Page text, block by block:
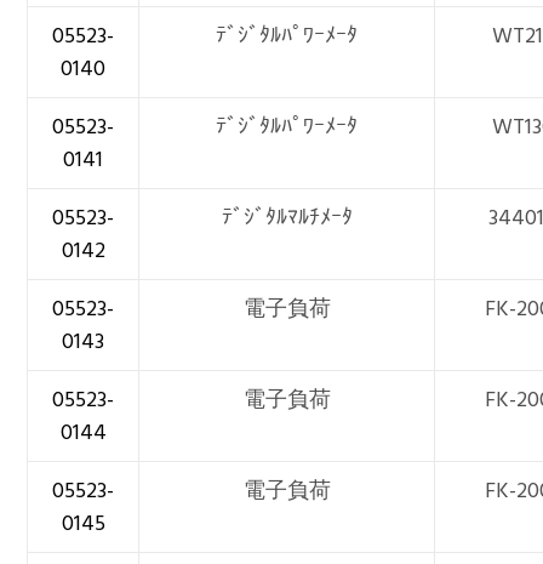
05523-
0140
ﾃﾞｼﾞﾀﾙﾊﾟﾜｰﾒｰﾀ
05523-
0141
ﾃﾞｼﾞﾀﾙﾊﾟﾜｰﾒｰﾀ
05523-
0142
ﾃﾞｼﾞﾀﾙﾏﾙﾁﾒｰﾀ
05523-
0143
電子負荷 FK-
05523-
0144
電子負荷 FK-
05523-
0145
電子負荷 FK-